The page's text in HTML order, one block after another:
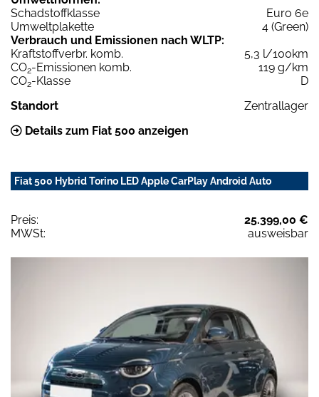
Schadstoffklasse
Euro 6e
Umweltplakette
4 (Green)
Verbrauch und Emissionen nach WLTP:
Kraftstoffverbr. komb.
5,3 l/100km
CO2-Emissionen komb.
119 g/km
CO2-Klasse
D
Standort
Zentrallager
Details zum Fiat 500 anzeigen
Fiat 500 Hybrid Torino LED Apple CarPlay Android Auto
Preis:
25.399,00 €
MWSt:
ausweisbar